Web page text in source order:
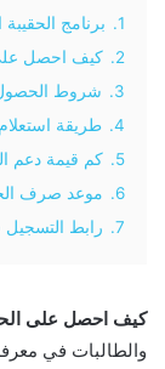
1.
برنامج
2.
كيف احصل على
3.
شروط الحصول
4.
طريقة
5.
كم قيمة دعم
6.
موعد صرف
7.
رابط التسجيل
كيف احصل على
والطالبات في